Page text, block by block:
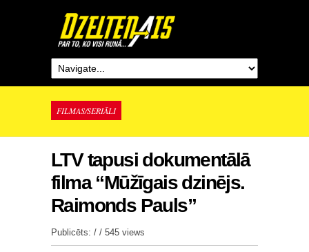
FILMAS/SERIĀLI
LTV tapusi dokumentālā
filma “Mūžīgais dzinējs.
Raimonds Pauls”
Publicēts: / / 545 views